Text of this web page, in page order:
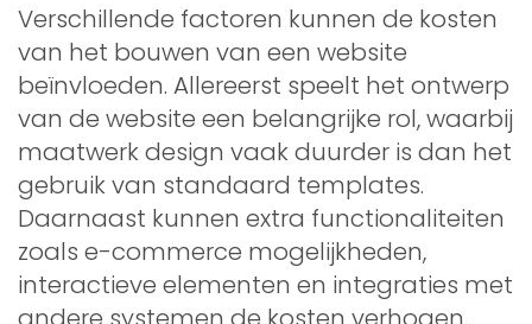
Verschillende factoren kunnen de kosten
van het bouwen van een website
beïnvloeden. Allereerst speelt het ontwerp
van de website een belangrijke rol, waarbij
maatwerk design vaak duurder is dan het
gebruik van standaard templates.
Daarnaast kunnen extra functionaliteiten
zoals e-commerce mogelijkheden,
interactieve elementen en integraties met